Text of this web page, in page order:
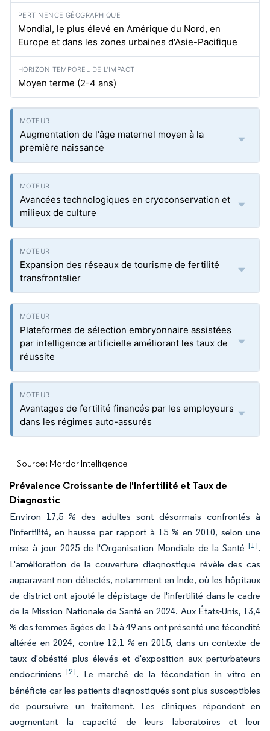
Mondial, le plus élevé en Amérique du Nord, en
Europe et dans les zones urbaines d'Asie-Pacifique
Moyen terme (2-4 ans)
Augmentation de l'âge maternel moyen à la
première naissance
Avancées technologiques en cryoconservation et
milieux de culture
Expansion des réseaux de tourisme de fertilité
transfrontalier
Plateformes de sélection embryonnaire assistées
par intelligence artificielle améliorant les taux de
réussite
Avantages de fertilité financés par les employeurs
dans les régimes auto-assurés
Source: Mordor Intelligence
Prévalence Croissante de l'Infertilité et Taux de
Diagnostic
Environ 17,5 % des adultes sont désormais confrontés à
l'infertilité, en hausse par rapport à 15 % en 2010, selon une
mise à jour 2025 de l'Organisation Mondiale de la Santé [1].
L'amélioration de la couverture diagnostique révèle des cas
auparavant non détectés, notamment en Inde, où les hôpitaux
de district ont ajouté le dépistage de l'infertilité dans le cadre
de la Mission Nationale de Santé en 2024. Aux États-Unis, 13,4
% des femmes âgées de 15 à 49 ans ont présenté une fécondité
altérée en 2024, contre 12,1 % en 2015, dans un contexte de
taux d'obésité plus élevés et d'exposition aux perturbateurs
endocriniens[2]. Le marché de la fécondation in vitro en
bénéficie car les patients diagnostiqués sont plus susceptibles
de poursuivre un traitement. Les cliniques répondent en
augmentant la capacité de leurs laboratoires et leur